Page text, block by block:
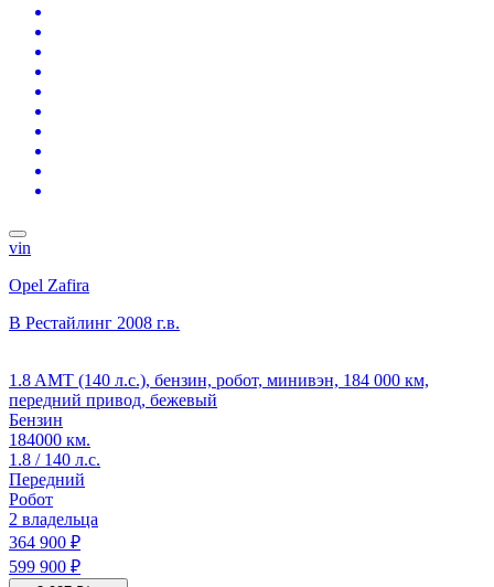
vin
Opel Zafira
B Рестайлинг 2008 г.в.
1.8 AMT (140 л.с.), бензин, робот, минивэн, 184 000 км,
передний привод, бежевый
Бензин
184000 км.
1.8 / 140 л.с.
Передний
Робот
2 владельца
364 900 ₽
599 900 ₽